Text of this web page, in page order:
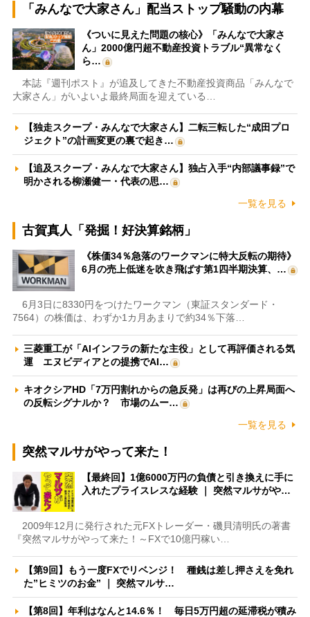
「みんなで大家さん」配当ストップ騒動の内幕
《ついに見えた問題の核心》「みんなで大家さ
ん」2000億円超不動産投資トラブル“異常なく
ら…
本誌『週刊ポスト』が追及してきた不動産投資商品「みんなで
大家さん」がいよいよ最終局面を迎えている…
【独走スクープ・みんなで大家さん】二転三転した“成田プロ
ジェクト”の計画変更の裏で起き…
【追及スクープ・みんなで大家さん】独占入手“内部議事録”で
明かされる柳瀬健一・代表の思…
一覧を見る
古賀真人「発掘！好決算銘柄」
《株価34％急落のワークマンに特大反転の期待》
6月の売上低迷を吹き飛ばす第1四半期決算、…
6月3日に8330円をつけたワークマン（東証スタンダード・
7564）の株価は、わずか1カ月あまりで約34％下落…
三菱重工が「AIインフラの新たな主役」として再評価される気
運 エヌビディアとの提携でAI…
キオクシアHD「7万円割れからの急反発」は再びの上昇局面へ
の反転シグナルか？ 市場のムー…
一覧を見る
突然マルサがやって来た！
【最終回】1億6000万円の負債と引き換えに手に
入れたプライスレスな経験 ｜ 突然マルサがや…
2009年12月に発行された元FXトレーダー・磯貝清明氏の著書
『突然マルサがやって来た！～FXで10億円稼い…
【第9回】もう一度FXでリベンジ！ 種銭は差し押さえを免れ
た”ヒミツのお金” ｜ 突然マルサ…
【第8回】年利はなんと14.6％！ 毎日5万円超の延滞税が積み